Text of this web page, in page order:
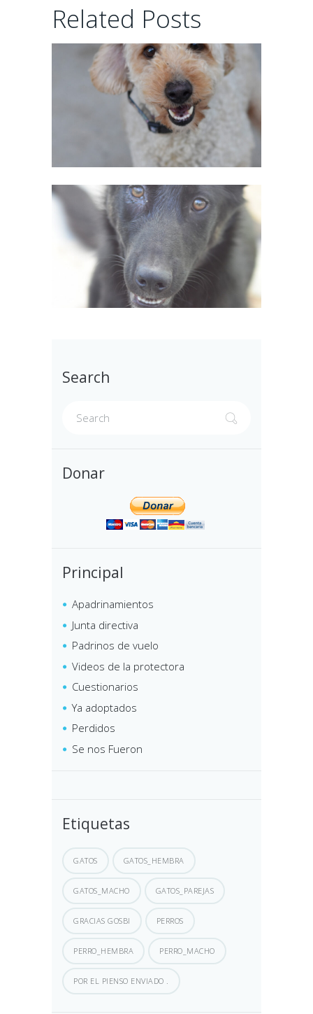
Related Posts
02/06/2026
Search
Donar
Principal
Apadrinamientos
Junta directiva
Padrinos de vuelo
Videos de la protectora
Cuestionarios
Ya adoptados
Perdidos
Se nos Fueron
Etiquetas
GATOS GATOS_HEMBRA
GATOS_MACHO GATOS_PAREJAS
GRACIAS GOSBI PERROS
PERRO_HEMBRA PERRO_MACHO
POR EL PIENSO ENVIADO .